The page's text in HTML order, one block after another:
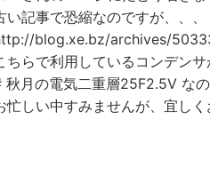
い記事で恐縮なのですが、、、
blog.xe.bz/archives/
ちらで利用しているコンデン
秋月の電気二重層25F2.5V な
忙しい中すみませんが、宜しく